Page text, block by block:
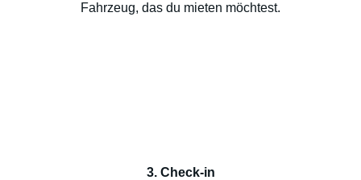
Fahrzeug, das du mieten möchtest.
3. Check-in